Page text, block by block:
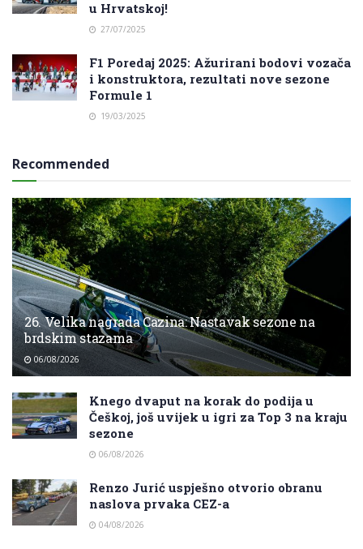
u Hrvatskoj!
27/07/2025
F1 Poredaj 2025: Ažurirani bodovi vozača
i konstruktora, rezultati nove sezone
Formule 1
19/03/2025
Recommended
26. Velika nagrada Cazina: Nastavak sezone na
brdskim stazama
06/08/2026
Knego dvaput na korak do podija u
Češkoj, još uvijek u igri za Top 3 na kraju
sezone
06/08/2026
Renzo Jurić uspješno otvorio obranu
naslova prvaka CEZ-a
04/08/2026